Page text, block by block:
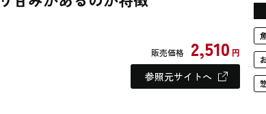
販売価格 2,510 円
参照元サイトへ
#